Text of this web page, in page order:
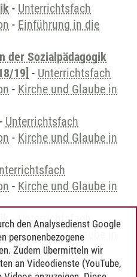
- Unterrichtsfach
- Einführung in die
der Sozialpädagogik
19] - Unterrichtsfach
- Kirche und Glaube in
- Unterrichtsfach
- Kirche und Glaube in
- Kirche und Glaube in
- Unterrichtsfach
-Kirche und Glaube in
den Analysedienst Google
personenbezogene
Zudem übermitteln wir
an Videodienste (YouTube,